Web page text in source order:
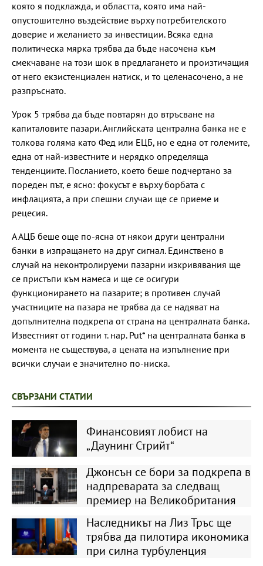
която я подклажда, и областта, която има най-
опустошително въздействие върху потребителското
доверие и желанието за инвестиции. Всяка една
политическа мярка трябва да бъде насочена към
смекчаване на този шок в предлагането и произтичащия
от него екзистенциален натиск, и то целенасочено, а не
разпръснато.
Урок 5 трябва да бъде повтарян до втръсване на
капиталовите пазари. Английската централна банка не е
толкова голяма като Фед или ЕЦБ, но е една от големите,
една от най-известните и нерядко определяща
тенденциите. Посланието, което беше подчертано за
пореден път, е ясно: фокусът е върху борбата с
инфлацията, а при спешни случаи ще се приеме и
рецесия.
А АЦБ беше още по-ясна от някои други централни
банки в изпращането на друг сигнал. Единствено в
случай на неконтролируеми пазарни изкривявания ще
се пристъпи към намеса и ще се осигури
функционирането на пазарите; в противен случай
участниците на пазара не трябва да се надяват на
допълнителна подкрепа от страна на централната банка.
Известният от години т. нар. Put* на централната банка в
момента не съществува, а цената на изпълнение при
всички случаи е значително по-ниска.
СВЪРЗАНИ СТАТИИ
Финансовият лобист на
„Даунинг Стрийт“
Джонсън се бори за подкрепа в
надпреварата за следващ
премиер на Великобритания
Наследникът на Лиз Тръс ще
трябва да пилотира икономика
при силна турбуленция